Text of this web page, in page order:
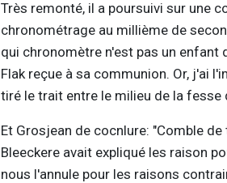
Très remonté, il a poursuivi sur une
chronométrage au millième de
qui chronomètre n'est pas un enfant
Flak reçue à sa communion. Or, j'ai
tiré le trait entre le milieu de la fesse
Et Grosjean de cocnlure: "Comble
Bleeckere avait expliqué les raison
nous l'annule pour les raisons